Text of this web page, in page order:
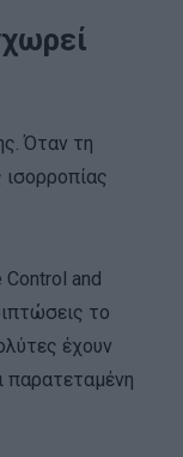
Όταν τη
ισορροπίας
and
το
έχουν
παρατεταμένη